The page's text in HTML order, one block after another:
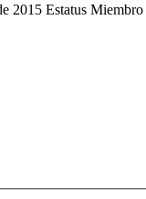
2015 Estatus Miembro